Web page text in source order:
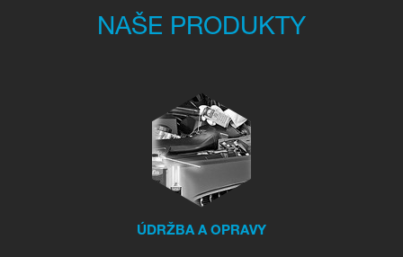
NAŠE PRODUKTY
ÚDRŽBA A OPRAVY